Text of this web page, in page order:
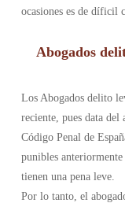
ocasiones es de díficil
Abogados
Los Abogados delito
reciente, pues data
Código Penal de
punibles anteriormente
tienen una pena leve.
Por lo tanto, el